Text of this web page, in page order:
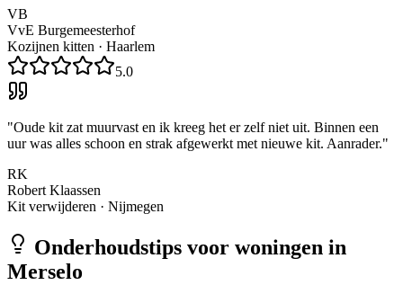
VB
VvE Burgemeesterhof
Kozijnen kitten · Haarlem
5.0
"Oude kit zat muurvast en ik kreeg het er zelf niet uit. Binnen een
uur was alles schoon en strak afgewerkt met nieuwe kit. Aanrader."
RK
Robert Klaassen
Kit verwijderen · Nijmegen
Onderhoudstips voor woningen in
Merselo